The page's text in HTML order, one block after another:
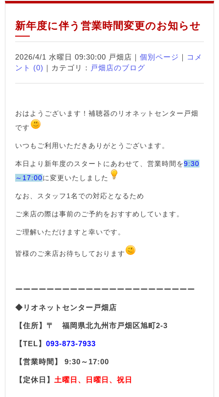
新年度に伴う営業時間変更のお知らせ
2026/4/1 水曜日 09:30:00 戸畑店｜ 個別ページ ｜ コメ
ント (0) ｜カテゴリ： 戸畑店のブログ
おはようございます！補聴器のリオネットセンター戸畑
です
いつもご利用いただきありがとうございます。
本日より新年度のスタートにあわせて、営業時間を9:30
～17:00に変更いたしました
なお、スタッフ1名での対応となるため
ご来店の際は事前のご予約をおすすめしています。
ご理解いただけますと幸いです。
皆様のご来店お待ちしております
ーーーーーーーーーーーーーーーーーーーーーーー
◆リオネットセンター戸畑店
【住所】〒 福岡県北九州市戸畑区旭町2-3
【TEL】 093-873-7933
【営業時間】 9:30～17:00
【定休日】 土曜日、日曜日、祝日